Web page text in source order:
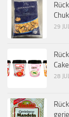
29
28